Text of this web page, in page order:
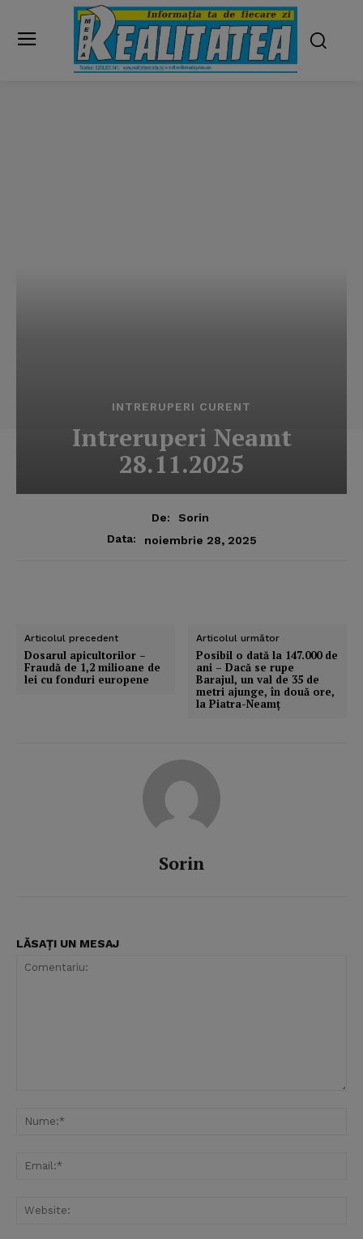
INTRERUPERI CURENT
Intreruperi Neamt
28.11.2025
De:
Sorin
Data:
noiembrie 28, 2025
Articolul precedent
Dosarul apicultorilor –
Fraudă de 1,2 milioane de
lei cu fonduri europene
Articolul următor
Posibil o dată la 147.000 de
ani – Dacă se rupe
Barajul, un val de 35 de
metri ajunge, în două ore,
la Piatra-Neamţ
Sorin
LĂSAȚI UN MESAJ